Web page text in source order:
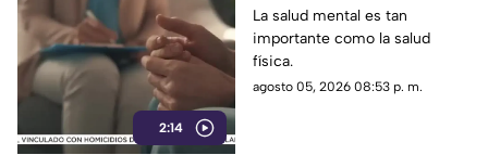
2:14
atención
La salud mental es tan
importante como la salud
física.
agosto 05, 2026 08:53 p. m.